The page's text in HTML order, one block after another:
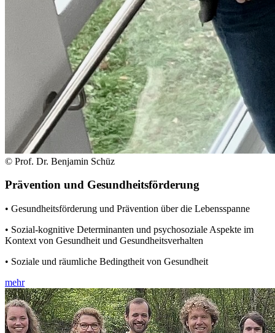
© Prof. Dr. Benjamin Schüz
Prävention und Gesundheitsförderung
• Gesundheitsförderung und Prävention über die Lebensspanne
• Sozial-kognitive Determinanten und psychosoziale Aspekte im
Kontext von Gesundheit und Gesundheitsverhalten
• Soziale und räumliche Bedingtheit von Gesundheit
mehr